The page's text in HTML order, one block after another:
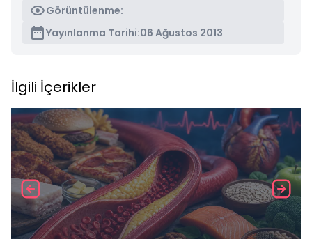
Görüntülenme:
Yayınlanma Tarihi:06 Ağustos 2013
İlgili İçerikler